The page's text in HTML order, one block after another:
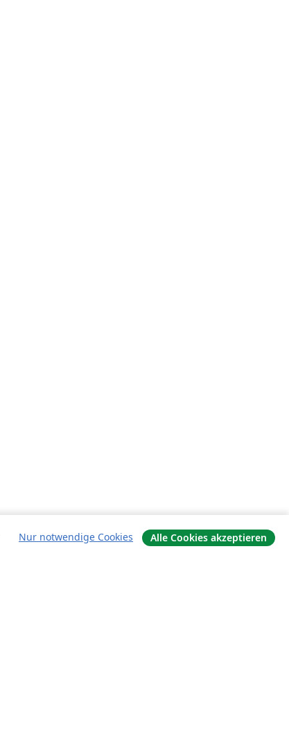
Nur notwendige Cookies Alle Cookies akzeptieren